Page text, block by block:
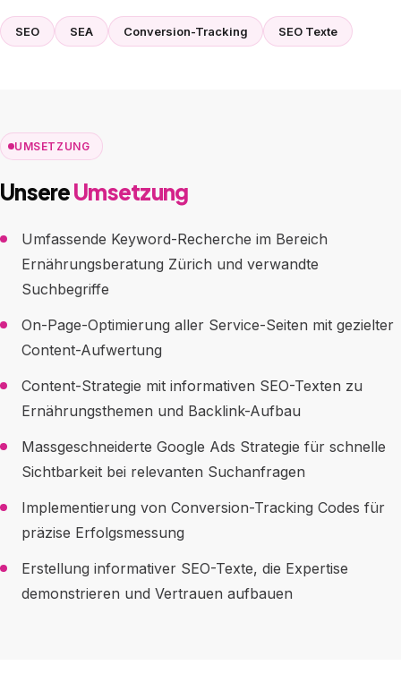
SEO SEA Conversion-Tracking SEO Texte
UMSETZUNG
UnsereUmsetzung
Umfassende Keyword-Recherche im Bereich
Ernährungsberatung Zürich und verwandte
Suchbegriffe
On-Page-Optimierung aller Service-Seiten mit gezielter
Content-Aufwertung
Content-Strategie mit informativen SEO-Texten zu
Ernährungsthemen und Backlink-Aufbau
Massgeschneiderte Google Ads Strategie für schnelle
Sichtbarkeit bei relevanten Suchanfragen
Implementierung von Conversion-Tracking Codes für
präzise Erfolgsmessung
Erstellung informativer SEO-Texte, die Expertise
demonstrieren und Vertrauen aufbauen